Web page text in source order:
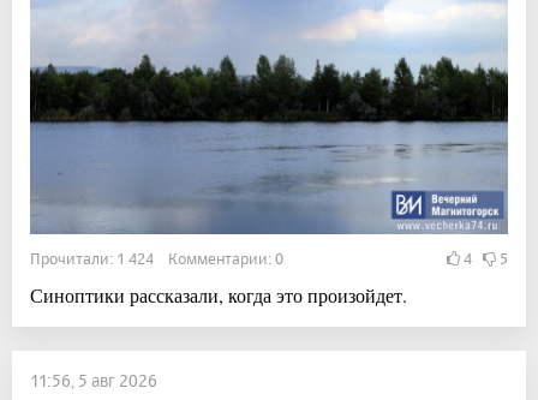
Прочитали: 1 424 Комментарии: 0 4 5
Синоптики рассказали, когда это произойдет.
11:56, 5 авг 2026